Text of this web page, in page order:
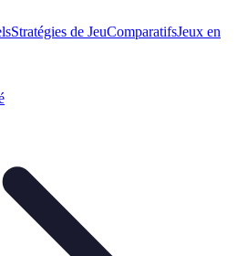
Stratégies de JeuComparatifsJeux en